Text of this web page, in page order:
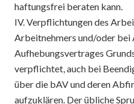
haftungsfrei beraten kann.
IV. Verpflichtungen des
Arbeitnehmers und/oder bei
Aufhebungsvertrages
verpflichtet, auch bei
über die bAV und deren
aufzuklären. Der übliche